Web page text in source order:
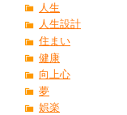
人生
人生設計
住まい
健康
向上心
夢
娯楽